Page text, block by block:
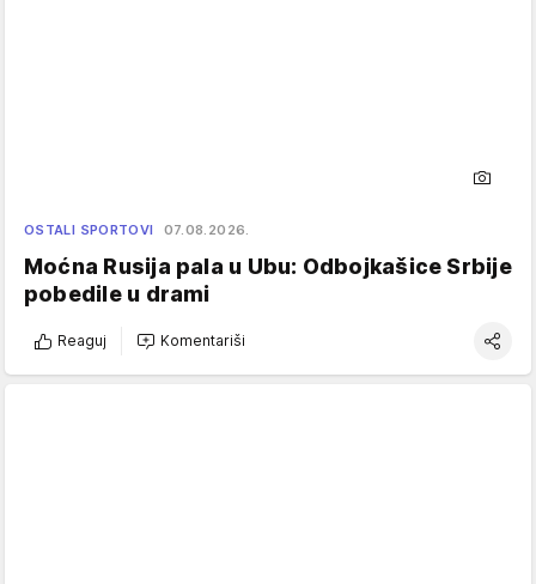
OSTALI SPORTOVI 07.08.2026.
Moćna Rusija pala u Ubu: Odbojkašice Srbije
pobedile u drami
Reaguj Komentariši